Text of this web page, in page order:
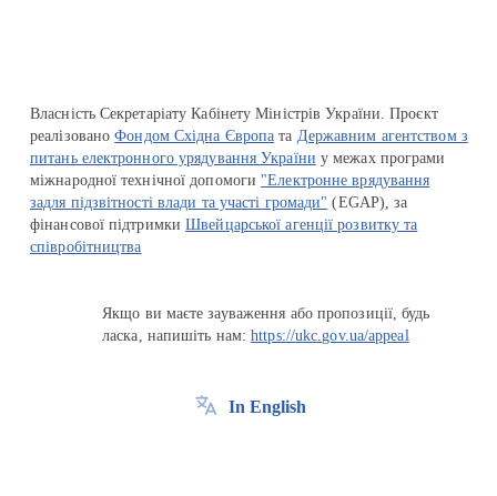
Власність Секретаріату Кабінету Міністрів України. Проєкт
реалізованоФондом Східна Європа та Державним агентством з
питань електронного урядування України у межах програми
міжнародної технічної допомоги "Електронне врядування
задля підзвітності влади та участі громади" (EGAP), за
фінансової підтримкиШвейцарської агенції розвитку та
співробітництва
Якщо ви маєте зауваження або пропозиції, будь
ласка, напишіть нам:https://ukc.gov.ua/appeal
In English